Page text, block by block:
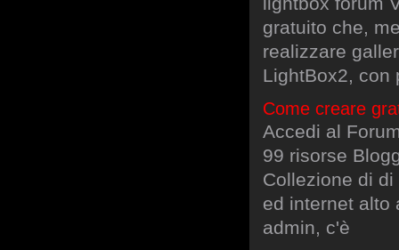
gratuito che,
realizzare
LightBox2, con
Come creare
Accedi al
99 risorse
Collezione di
ed internet alto
admin, c'è